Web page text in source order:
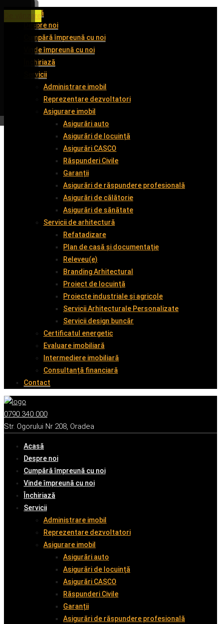
Acasă
Despre noi
Cumpără împreună cu noi
Vinde împreună cu noi
Închiriază
Servicii
Administrare imobil
Reprezentare dezvoltatori
Asigurare imobil
Asigurări auto
Asigurări de locuință
Asigurări CASCO
Răspunderi Civile
Garanții
Asigurări de răspundere profesională
Asigurări de călătorie
Asigurări de sănătate
Servicii de arhitectură
Refatadizare
Plan de casă și documentație
Releveu(e)
Branding Arhitectural
Proiect de locuință
Proiecte industriale și agricole
Servicii Arhitecturale Personalizate
Servicii design buncăr
Certificatul energetic
Evaluare imobiliară
Intermediere imobiliară
Consultanță financiară
Contact
0790 340 000
Str. Ogorului Nr 208, Oradea
Acasă
Despre noi
Cumpără împreună cu noi
Vinde împreună cu noi
Închiriază
Servicii
Administrare imobil
Reprezentare dezvoltatori
Asigurare imobil
Asigurări auto
Asigurări de locuință
Asigurări CASCO
Răspunderi Civile
Garanții
Asigurări de răspundere profesională
De închiriat
De închiriat
De închiriat
De vânzare